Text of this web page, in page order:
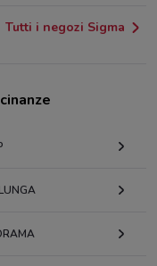
Tutti i negozi Sigma